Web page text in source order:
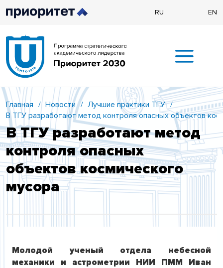
RU EN
Главная / Новости / Лучшие практики ТГУ /
В ТГУ разработают метод контроля опасных объектов
В ТГУ разработают метод
контроля опасных
объектов космического
мусора
Молодой ученый отдела небесной
механики и астрометрии НИИ ПММ Иван